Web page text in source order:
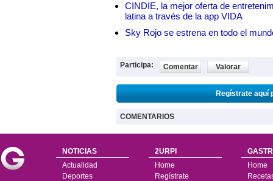
CINDIE, la mejor oferta de
latina a través de la app VIDA
Sky Rojo se estrena en todo el
Participa: Comentar Valorar
Regístrate aquí
COMENTARIOS
NOTICIAS
Actualidad
Deportes
2URPI
Home
Regístrate
Home